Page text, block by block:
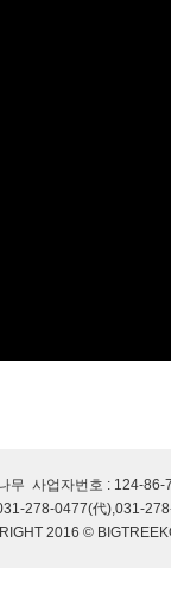
무 사업자번호 : 124-
278-0477(代),031-
2016 ©